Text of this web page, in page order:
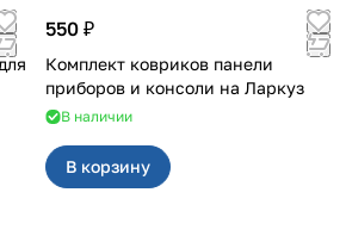
550 ₽
Комплект ковриков панели
приборов и консоли на Ларкуз
В наличии
В корзину